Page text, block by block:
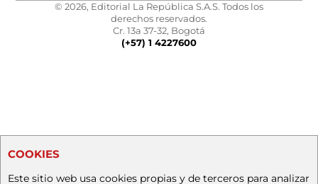
© 2026, Editorial La República S.A.S. Todos los
derechos reservados.
Cr. 13a 37-32, Bogotá
(+57) 1 4227600
COOKIES
Este sitio web usa cookies propias y de terceros para analizar